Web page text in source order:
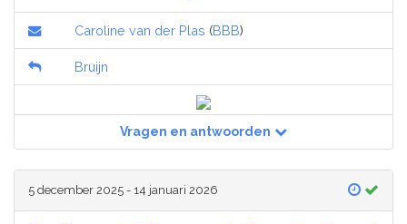
Caroline van der Plas (BBB)
Bruijn
Vragen en antwoorden
5 december 2025 - 14 januari 2026